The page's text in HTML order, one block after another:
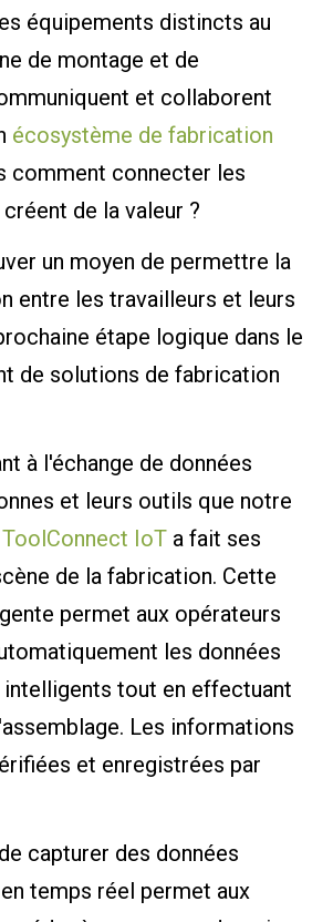
équipements distincts au
de montage et de
et collaborent
écosystème de fabrication
comment connecter les
de la valeur ?
un moyen de permettre la
entre les travailleurs et leurs
étape logique dans le
de solutions de fabrication
à l'échange de données
et leurs outils que notre
ToolConnect IoT a fait ses
de la fabrication. Cette
permet aux opérateurs
les données
tout en effectuant
Les informations
et enregistrées par
capturer des données
temps réel permet aux